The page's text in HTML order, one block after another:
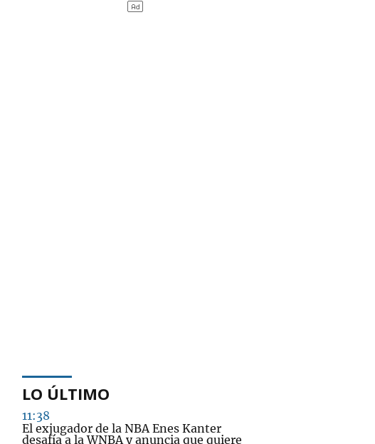
LO ÚLTIMO
11:38
El exjugador de la NBA Enes Kanter
desafía a la WNBA y anuncia que quiere